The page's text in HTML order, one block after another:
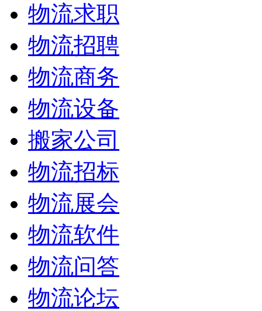
物流求职
物流招聘
物流商务
物流设备
搬家公司
物流招标
物流展会
物流软件
物流问答
物流论坛